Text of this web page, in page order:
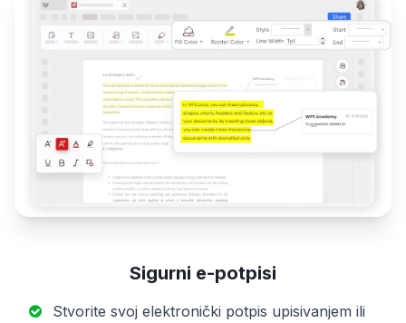
Sigurni e-potpisi
Stvorite svoj elektronički potpis upisivanjem ili